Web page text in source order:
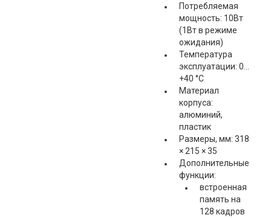
Потребляемая
мощность: 10Вт
(1Вт в режиме
ожидания)
Температура
эксплуатации: 0…
+40 °С
Материал
корпуса:
алюминий,
пластик
Размеры, мм: 318
× 215 × 35
Дополнительные
функции:
встроенная
память на
128 кадров